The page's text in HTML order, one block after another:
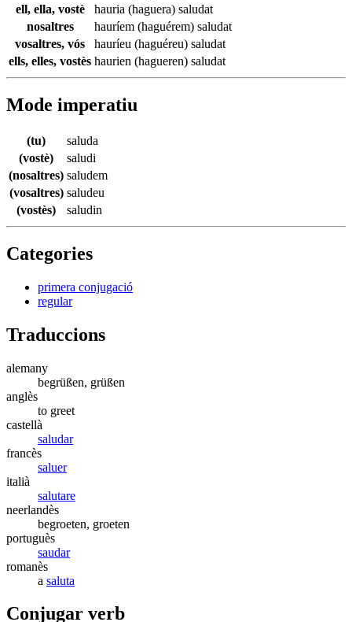
ell, ella, vostè
hauria (haguera) saludat
nosaltres
hauríem (haguérem) saludat
vosaltres, vós
hauríeu (haguéreu) saludat
ells, elles, vostès haurien (hagueren) saludat
Mode imperatiu
(tu)
saluda
(vostè)
saludi
(nosaltres) saludem
(vosaltres) saludeu
(vostès)
saludin
Categories
primera conjugació
regular
Traduccions
alemany
begrüßen, grüßen
anglès
to greet
castellà
saludar
francès
saluer
italià
salutare
neerlandès
begroeten, groeten
portuguès
saudar
romanès
a saluta
Conjugar verb